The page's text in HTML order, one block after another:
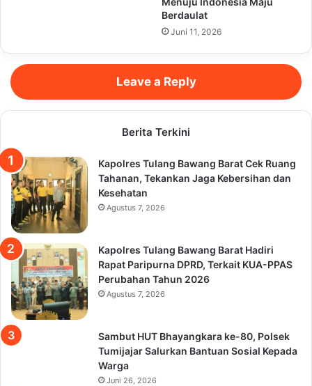
Berdaulat
Juni 11, 2026
Leave a Reply
Berita Terkini
Kapolres Tulang Bawang Barat Cek Ruang
Tahanan, Tekankan Jaga Kebersihan dan
Kesehatan
Agustus 7, 2026
Kapolres Tulang Bawang Barat Hadiri
Rapat Paripurna DPRD, Terkait KUA-PPAS
Perubahan Tahun 2026
Agustus 7, 2026
Sambut HUT Bhayangkara ke-80, Polsek
Tumijajar Salurkan Bantuan Sosial Kepada
Warga
Juni 26, 2026